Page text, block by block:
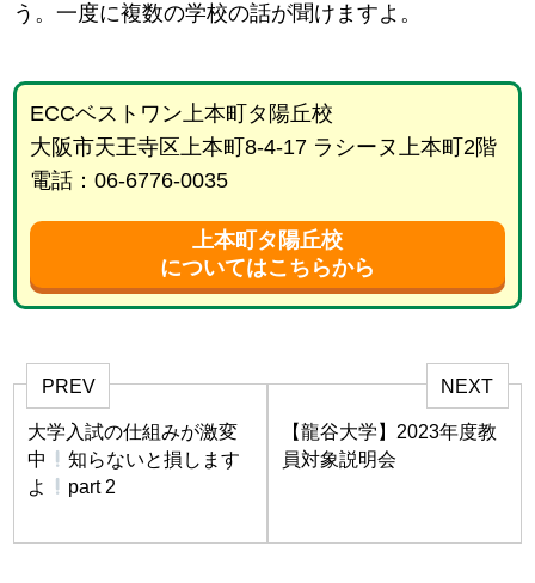
う。一度に複数の学校の話が聞けますよ。
ECCベストワン上本町タ陽丘校
大阪市天王寺区上本町8-4-17 ラシーヌ上本町2階
電話：06-6776-0035
上本町タ陽丘校
についてはこちらから
PREV
大学入試の仕組みが激変
中
知らないと損します
よ
part 2
NEXT
【龍谷大学】2023年度教
員対象説明会